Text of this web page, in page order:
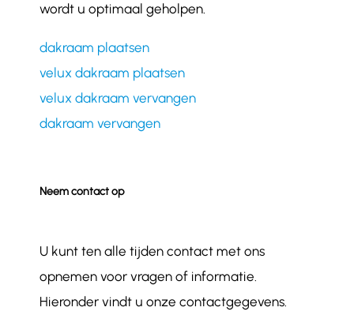
wordt u optimaal geholpen.
dakraam plaatsen
velux dakraam plaatsen
velux dakraam vervangen
dakraam vervangen
Neem contact op
U kunt ten alle tijden contact met ons
opnemen voor vragen of informatie.
Hieronder vindt u onze contactgegevens.